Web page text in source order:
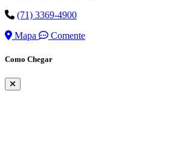
(71) 3369-4900
Mapa
Comente
Como Chegar